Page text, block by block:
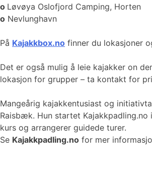
o Løvøya Oslofjord Camping, Horten
o Nevlunghavn
På Kajakkbox.no finner du lokasjoner
Det er også mulig å leie kajakker on
lokasjon for grupper – ta kontakt for
Mangeårig kajakkentusiast og
Raisbæk. Hun startet Kajakkpadling.no
kurs og arrangerer guidede turer.
Se Kajakkpadling.no for mer